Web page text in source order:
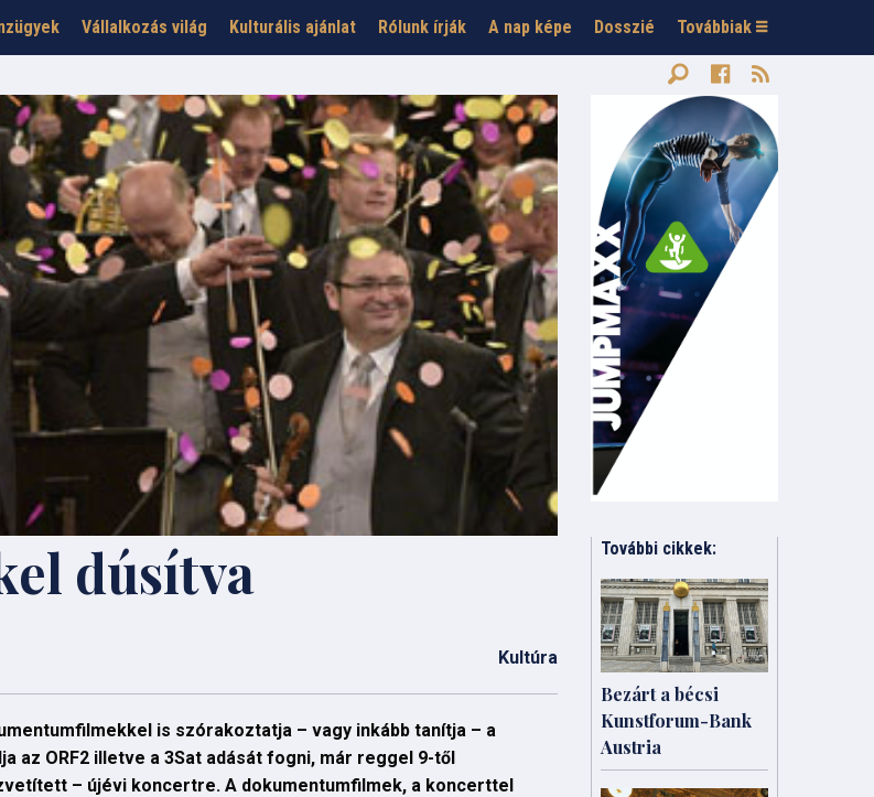
Vállalkozás világ Kulturális ajánlat Rólunk írják A nap képe Dosszié Továbbiak
dúsítva
Kultúra
is szórakoztatja – vagy inkább tanítja – a
az ORF2 illetve a 3Sat adását fogni, már reggel 9-től
– újévi koncertre. A dokumentumfilmek, a koncerttel
További cikkek:
Bezárt a bécsi
Kunstforum-Bank
Austria